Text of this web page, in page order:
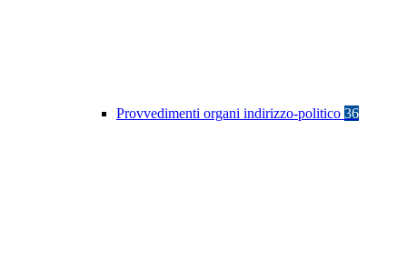
Provvedimenti organi indirizzo-politico 36